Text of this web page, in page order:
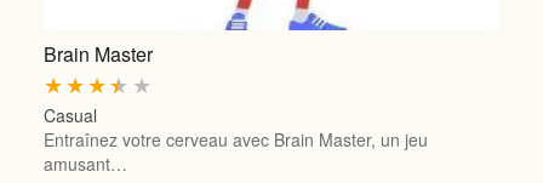
Brain Master
★
★
★
★
★
Casual
Entraînez votre cerveau avec Brain Master, un jeu
amusant…